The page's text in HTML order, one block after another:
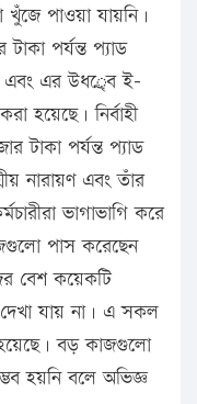
খুঁজে পাওয়া যায়নি।
পর্যন্ত প্যাড
এবং এর উধর্ে্ব ই-
হয়েছে। নির্বাহী
টাকা পর্যন্ত প্যাড
নারায়ণ এবং তাঁর
ভাগাভাগি করে
পাস করেছেন
বেশ কয়েকটি
যায় না। এ সকল
বড় কাজগুলো
হয়নি বলে অভিজ্ঞ